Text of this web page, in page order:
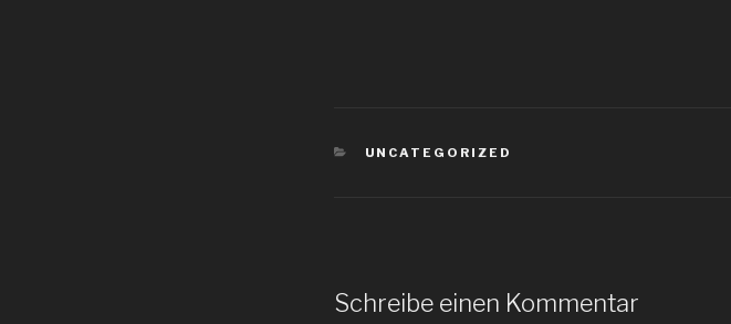
KATEGORIEN
UNCATEGORIZED
Schreibe einen Kommentar